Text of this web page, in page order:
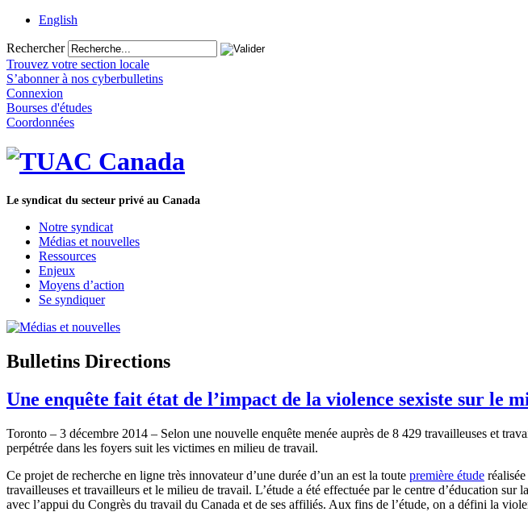
English
Rechercher
Trouvez votre section locale
S’abonner à nos cyberbulletins
Connexion
Bourses d'études
Coordonnées
Le syndicat du secteur privé au Canada
Notre syndicat
Médias et nouvelles
Ressources
Enjeux
Moyens d’action
Se syndiquer
Bulletins Directions
Une enquête fait état de l’impact de la violence sexiste sur le
Toronto – 3 décembre 2014 – Selon une nouvelle enquête menée auprès de 8 429 travailleuses et
perpétrée dans les foyers suit les victimes en milieu de travail.
Ce projet de recherche en ligne très innovateur d’une durée d’un an est la toute première étude
travailleuses et travailleurs et le milieu de travail. L’étude a été effectuée par le centre d’éducation sur
avec l’appui du Congrès du travail du Canada et de ses affiliés. Aux fins de l’étude, on a défini la